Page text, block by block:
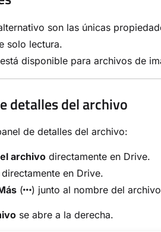
son las únicas
solo lectura.
disponible para archivos de
detalles del archivo
de detalles del archivo:
archivo directamente en Drive.
directamente en Drive.
( ) junto al nombre del
se abre a la derecha.